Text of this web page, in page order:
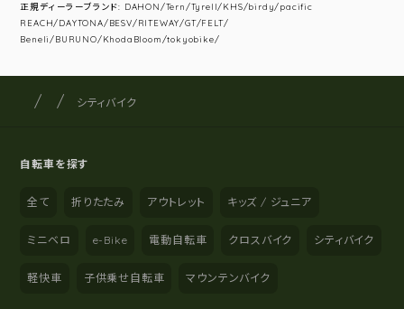
正規ディーラーブランド: DAHON/Tern/Tyrell/KHS/birdy/pacific
REACH/DAYTONA/BESV/RITEWAY/GT/FELT/
Beneli/BURUNO/KhodaBloom/tokyobike/
サイト内の現在地
サイクルショップナカゴヤ
シティバイク
自転車を探す
全て 折りたたみ アウトレット キッズ / ジュニア
ミニベロ e-Bike 電動自転車 クロスバイク シティバイク
軽快車 子供乗せ自転車 マウンテンバイク